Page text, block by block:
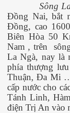
Sông
Đồng Nai, bắt
Đồng, cao
Biên Hòa 50
Nam , trên
La Ngà, nay là
phía thượng
Thuận, Đa Mi
cấp nước cho
Tánh Linh,
điện Trị An vào
đới
hải ngoại